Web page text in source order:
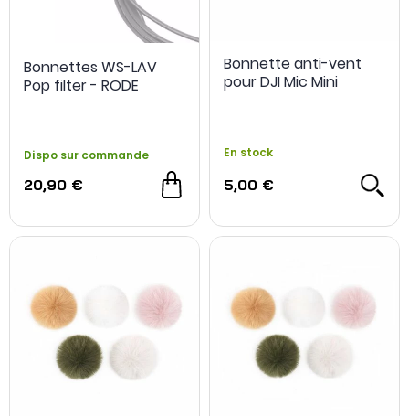
Bonnettes WS-LAV
Pop filter - RODE
Dispo sur commande
20,90 €
Bonnette anti-vent
pour DJI Mic Mini
En stock
5,00 €